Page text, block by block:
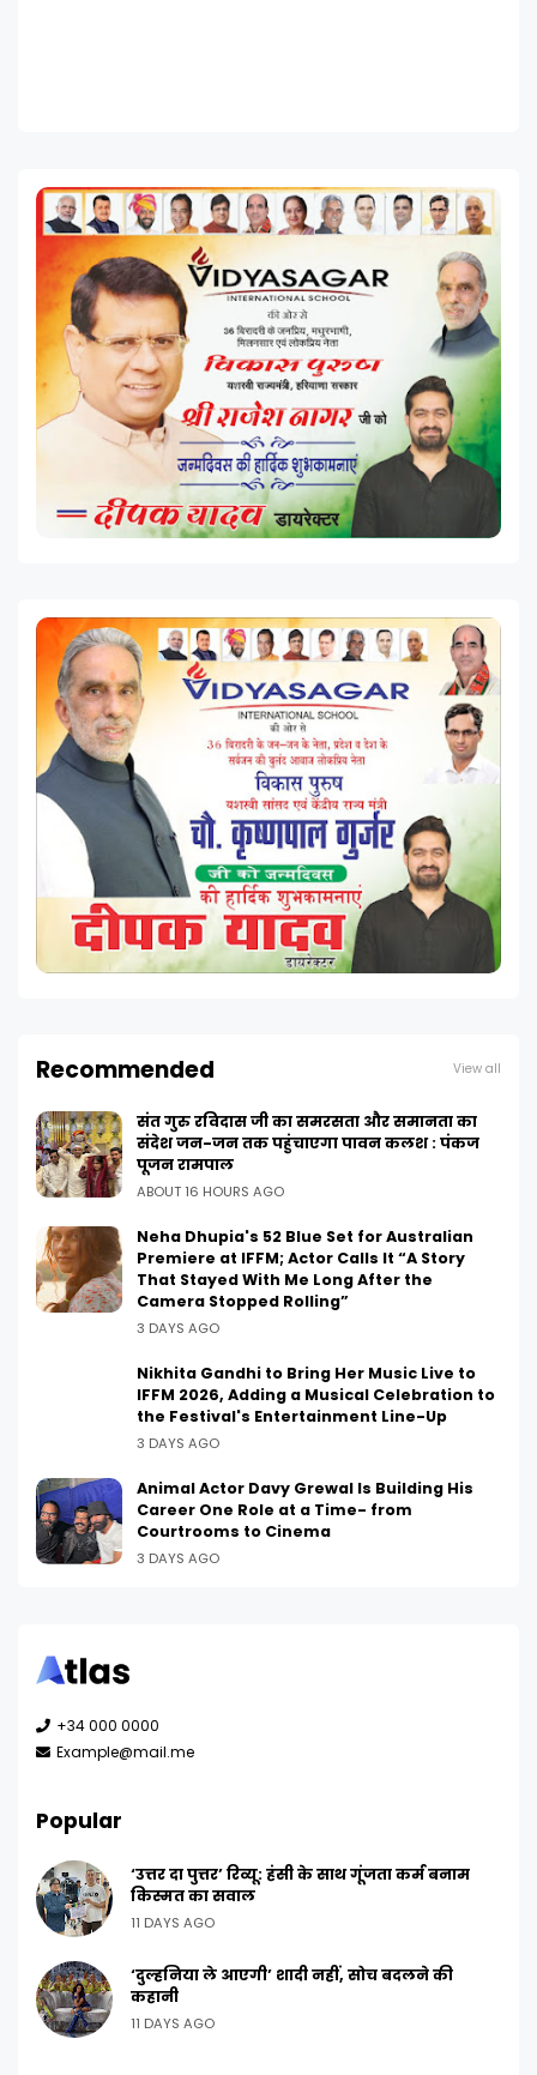
Recommended View all
संत गुरु रविदास जी का समरसता और समानता का
संदेश जन-जन तक पहुंचाएगा पावन कलश : पंकज
पूजन रामपाल
ABOUT 16 HOURS AGO
Neha Dhupia's 52 Blue Set for Australian
Premiere at IFFM; Actor Calls It “A Story
That Stayed With Me Long After the
Camera Stopped Rolling”
3 DAYS AGO
Nikhita Gandhi to Bring Her Music Live to
IFFM 2026, Adding a Musical Celebration to
the Festival's Entertainment Line-Up
3 DAYS AGO
Animal Actor Davy Grewal Is Building His
Career One Role at a Time- from
Courtrooms to Cinema
3 DAYS AGO
+34 000 0000
Example@mail.me
Popular
‘उत्तर दा पुत्तर’ रिव्यू: हंसी के साथ गूंजता कर्म बनाम
किस्मत का सवाल
11 DAYS AGO
‘दुल्हनिया ले आएगी’ शादी नहीं, सोच बदलने की
कहानी
11 DAYS AGO